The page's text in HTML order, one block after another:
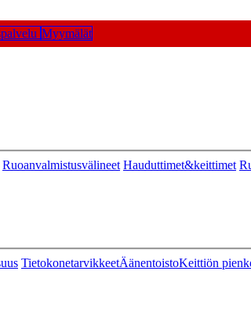
Myymälät
Ruoanvalmistusvälineet Hauduttimet&keittimet
TietokonetarvikkeetÄänentoistoKeittiön